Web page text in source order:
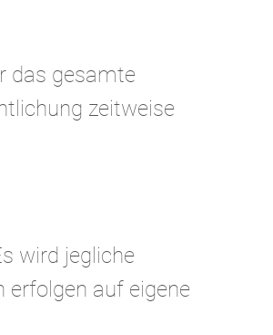
das gesamte
zeitweise
wird jegliche
erfolgen auf eigene